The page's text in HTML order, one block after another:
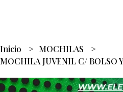
Inicio
MOCHILAS
MOCHILA JUVENIL C/ BOLSO